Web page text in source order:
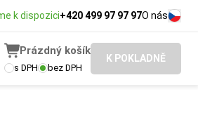
k dispozici+420 499 97 97 97O nás
Prázdný košík
s DPH bez DPH
K POKLADNĚ